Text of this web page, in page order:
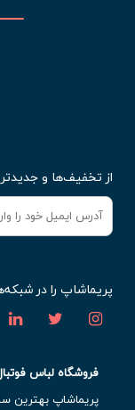
از تخفیف‌ها و
پریماشاپ را در
فروشگاه لباس
پریماشاپ بهترین